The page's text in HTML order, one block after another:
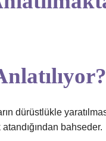
dürüstlükle
bahseder.